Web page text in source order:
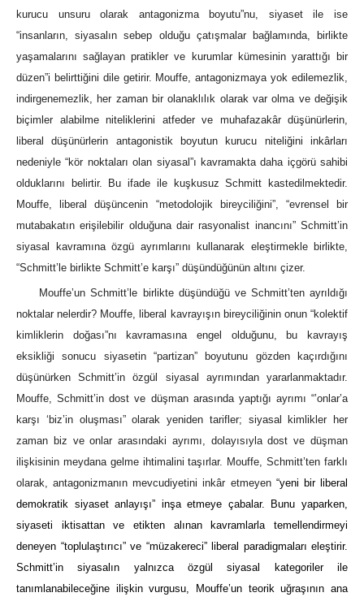
kurucu unsuru olarak antagonizma boyutu”nu, siyaset ile ise
“insanların, siyasalın sebep olduğu çatışmalar bağlamında, birlikte
yaşamalarını sağlayan pratikler ve kurumlar kümesinin yarattığı bir
düzen”i belirttiğini dile getirir. Mouffe, antagonizmaya yok edilemezlik,
indirgenemezlik, her zaman bir olanaklılık olarak var olma ve değişik
biçimler alabilme niteliklerini atfeder ve muhafazakâr düşünürlerin,
liberal düşünürlerin antagonistik boyutun kurucu niteliğini inkârları
nedeniyle “kör noktaları olan siyasal”ı kavramakta daha içgörü sahibi
olduklarını belirtir. Bu ifade ile kuşkusuz Schmitt kastedilmektedir.
Mouffe, liberal düşüncenin “metodolojik bireyciliğini”, “evrensel bir
mutabakatın erişilebilir olduğuna dair rasyonalist inancını” Schmitt’in
siyasal kavramına özgü ayrımlarını kullanarak eleştirmekle birlikte,
“Schmitt’le birlikte Schmitt’e karşı” düşündüğünün altını çizer.
Mouffe’un Schmitt’le birlikte düşündüğü ve Schmitt’ten ayrıldığı
noktalar nelerdir? Mouffe, liberal kavrayışın bireyciliğinin onun “kolektif
kimliklerin doğası”nı kavramasına engel olduğunu, bu kavrayış
eksikliği sonucu siyasetin “partizan” boyutunu gözden kaçırdığını
düşünürken Schmitt’in özgül siyasal ayrımından yararlanmaktadır.
Mouffe, Schmitt’in dost ve düşman arasında yaptığı ayrımı “’onlar’a
karşı ‘biz’in oluşması” olarak yeniden tarifler; siyasal kimlikler her
zaman biz ve onlar arasındaki ayrımı, dolayısıyla dost ve düşman
ilişkisinin meydana gelme ihtimalini taşırlar. Mouffe, Schmitt’ten farklı
olarak, antagonizmanın mevcudiyetini inkâr etmeyen “yeni bir liberal
demokratik siyaset anlayışı” inşa etmeye çabalar. Bunu yaparken,
siyaseti iktisattan ve etikten alınan kavramlarla temellendirmeyi
deneyen “toplulaştırıcı” ve “müzakereci” liberal paradigmaları eleştirir.
Schmitt’in siyasalın yalnızca özgül siyasal kategoriler ile
tanımlanabileceğine ilişkin vurgusu, Mouffe’un teorik uğraşının ana